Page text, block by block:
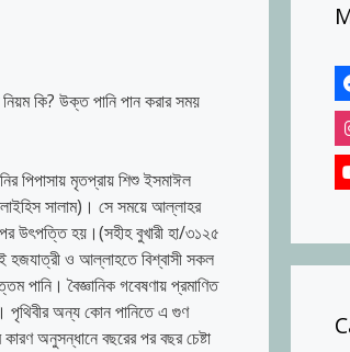
কি? উক্ত পানি পান করার সময়
পিপাসায় মৃতপ্রায় শিশু ইসমাঈল
সালাম)। সে সময়ে আল্লাহর
উৎপত্তি হয়।(সহীহ বুখারী হা/৩১২৫
ও আল্লাহতে বিশ্বাসী সকল
পানি। বৈজ্ঞানিক গবেষণায় প্রমাণিত
পৃথিবীর অন্য কোন পানিতে এ গুণ
অনুসন্ধানে বছরের পর বছর চেষ্টা